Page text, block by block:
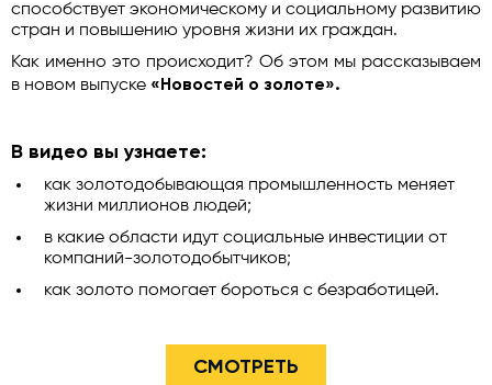
способствует экономическому и социальному развитию
стран и повышению уровня жизни их граждан.
Как именно это происходит? Об этом мы рассказываем
в новом выпуске «Новостей о золоте».
В видео вы узнаете:
как золотодобывающая промышленность меняет
жизни миллионов людей;
в какие области идут социальные инвестиции от
компаний-золотодобытчиков;
как золото помогает бороться с безработицей.
СМОТРЕТЬ